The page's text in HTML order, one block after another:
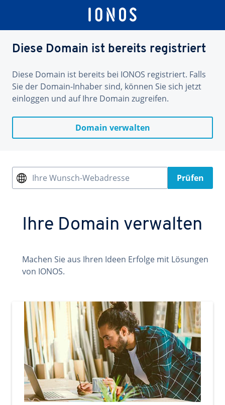
Diese Domain ist bereits registriert
Diese Domain ist bereits bei IONOS registriert. Falls
Sie der Domain-Inhaber sind, können Sie sich jetzt
einloggen und auf Ihre Domain zugreifen.
Domain verwalten
Ihre Wunsch-Webadresse Prüfen
Ihre Domain verwalten
Machen Sie aus Ihren Ideen Erfolge mit Lösungen
von IONOS.